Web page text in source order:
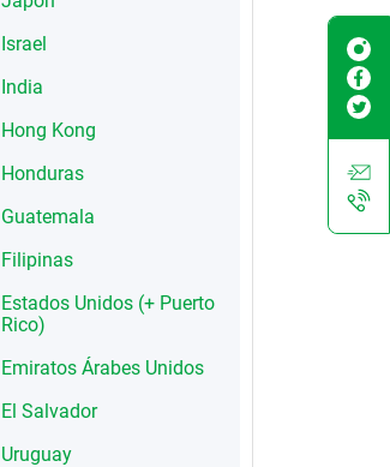
Israel
India
Hong Kong
Honduras
Guatemala
Filipinas
Estados Unidos (+ Puerto
Rico)
Emiratos Árabes Unidos
El Salvador
Uruguay